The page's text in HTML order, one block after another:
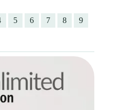
5 6 7 8
9